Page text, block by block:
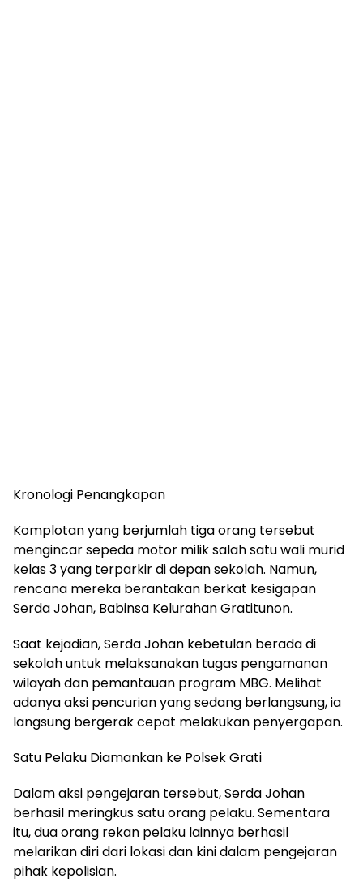
Kronologi Penangkapan
Komplotan yang berjumlah tiga orang tersebut
mengincar sepeda motor milik salah satu wali murid
kelas 3 yang terparkir di depan sekolah. Namun,
rencana mereka berantakan berkat kesigapan
Serda Johan, Babinsa Kelurahan Gratitunon.
Saat kejadian, Serda Johan kebetulan berada di
sekolah untuk melaksanakan tugas pengamanan
wilayah dan pemantauan program MBG. Melihat
adanya aksi pencurian yang sedang berlangsung, ia
langsung bergerak cepat melakukan penyergapan.
Satu Pelaku Diamankan ke Polsek Grati
Dalam aksi pengejaran tersebut, Serda Johan
berhasil meringkus satu orang pelaku. Sementara
itu, dua orang rekan pelaku lainnya berhasil
melarikan diri dari lokasi dan kini dalam pengejaran
pihak kepolisian.